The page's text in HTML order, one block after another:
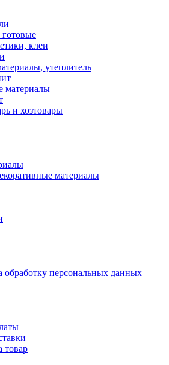
клеи
утеплитель
материалы
и хозтовары
материалы
обработку персональных данных
товар